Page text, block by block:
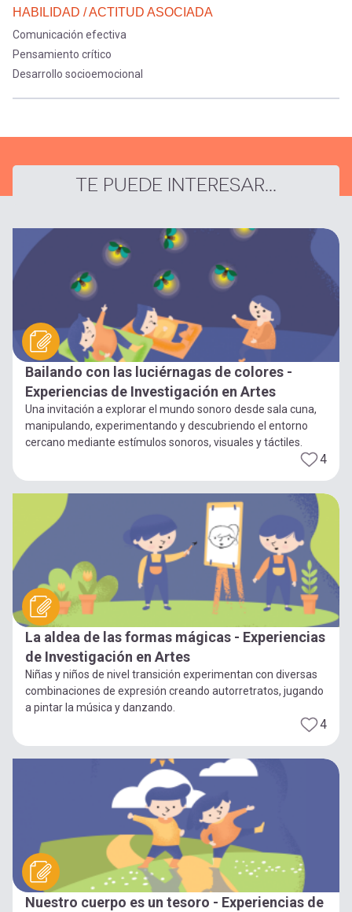
HABILIDAD / ACTITUD ASOCIADA
Comunicación efectiva
Pensamiento crítico
Desarrollo socioemocional
TE PUEDE INTERESAR...
Bailando con las luciérnagas de colores -
Experiencias de Investigación en Artes
Una invitación a explorar el mundo sonoro desde sala cuna,
manipulando, experimentando y descubriendo el entorno
cercano mediante estímulos sonoros, visuales y táctiles.
4
La aldea de las formas mágicas - Experiencias
de Investigación en Artes
Niñas y niños de nivel transición experimentan con diversas
combinaciones de expresión creando autorretratos, jugando
a pintar la música y danzando.
4
Nuestro cuerpo es un tesoro - Experiencias de